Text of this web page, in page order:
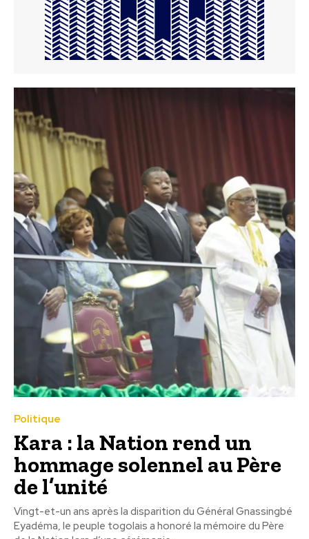
Politique
Kara : la Nation rend un
hommage solennel au Père
de l’unité
Vingt-et-un ans après la disparition du Général Gnassingbé
Eyadéma, le peuple togolais a honoré la mémoire du Père